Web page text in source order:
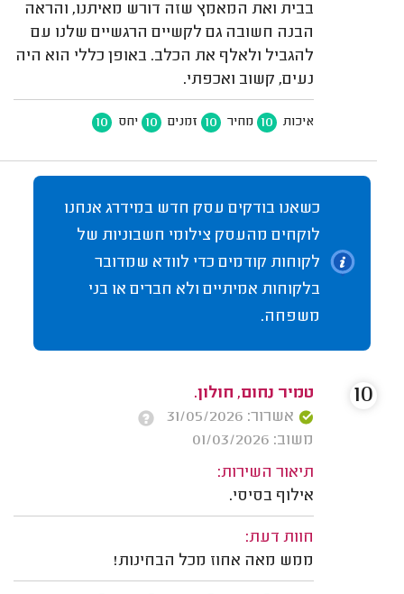
בבית ואת המאמץ שזה דורש מאיתנו, והראה
הבנה חשובה גם לקשיים הרגשיים שלנו עם
להגביל ולאלף את הכלב. באופן כללי הוא היה
נעים, קשוב ואכפתי.
איכות 10 מחיר 10 זמנים 10 יחס 10
כשאנו בודקים עסק חדש במידרג אנחנו
לוקחים מהעסק צילומי חשבוניות של
לקוחות קודמים כדי לוודא שמדובר
בלקוחות אמיתיים ולא חברים או בני
משפחה.
טמיר נחום, חולון.
אשרור: 31/05/2026
משוב: 01/03/2026
תיאור השירות:
אילוף בסיסי.
חוות דעת:
ממש מאה אחוז מכל הבחינות!
10